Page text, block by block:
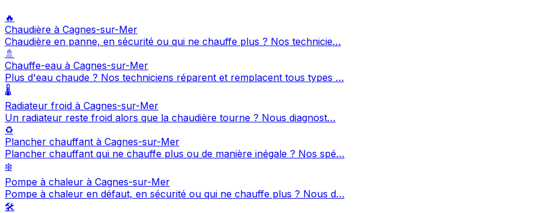
🔥
Chaudière à Cagnes-sur-Mer
Chaudière en panne, en sécurité ou qui ne chauffe plus ? Nos technicie…
🚿
Chauffe-eau à Cagnes-sur-Mer
Plus d'eau chaude ? Nos techniciens réparent et remplacent tous types …
🌡️
Radiateur froid à Cagnes-sur-Mer
Un radiateur reste froid alors que la chaudière tourne ? Nous diagnost…
♻️
Plancher chauffant à Cagnes-sur-Mer
Plancher chauffant qui ne chauffe plus ou de manière inégale ? Nos spé…
❄️
Pompe à chaleur à Cagnes-sur-Mer
Pompe à chaleur en défaut, en sécurité ou qui ne chauffe plus ? Nous d…
🛠️